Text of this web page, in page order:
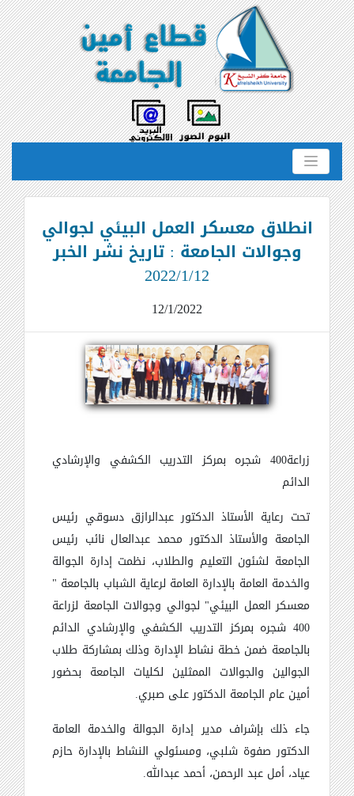
انطلاق معسكر العمل البيئي لجوالي
وجوالات الجامعة : تاريخ نشر الخبر
2022/1/12
12/1/2022
زراعة400 شجره بمركز التدريب الكشفي والإرشادي
الدائم
تحت رعاية الأستاذ الدكتور عبدالرازق دسوقي رئيس
الجامعة والأستاذ الدكتور محمد عبدالعال نائب رئيس
الجامعة لشئون التعليم والطلاب، نظمت إدارة الجوالة
والخدمة العامة بالإدارة العامة لرعاية الشباب بالجامعة "
معسكر العمل البيئي" لجوالي وجوالات الجامعة لزراعة
400 شجره بمركز التدريب الكشفي والإرشادي الدائم
بالجامعة ضمن خطة نشاط الإدارة وذلك بمشاركة طلاب
الجوالين والجوالات الممثلين لكليات الجامعة بحضور
أمين عام الجامعة الدكتور على صبري.
جاء ذلك بإشراف مدير إدارة الجوالة والخدمة العامة
الدكتور صفوة شلبي، ومسئولي النشاط بالإدارة حازم
عياد، أمل عبد الرحمن، أحمد عبدالله.